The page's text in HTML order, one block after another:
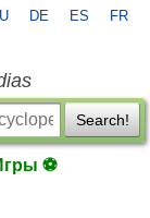
DE ES FR
Search!
⚽